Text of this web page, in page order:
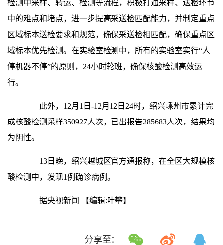
检测中采样、转运、检测等流程，积极打通采样、送检环节
中的难点和堵点，进一步提高采送检匹配能力，并制定重点
区域标本送检要求和规范，确保采送检相匹配，确保重点区
域标本优先检测。在实验室检测中，所有的实验室实行“人
停机器不停”的原则，24小时轮班，确保核酸检测高效运
行。
此外，12月1日-12月12日24时，绍兴嵊州市累计完
成核酸检测采样350927人次，已出报告285683人次，结果均
为阴性。
13日晚，绍兴越城区官方通报称，在全区大规模核
酸检测中，发现1例确诊病例。
据央视新闻 【编辑:叶攀】
分享至：